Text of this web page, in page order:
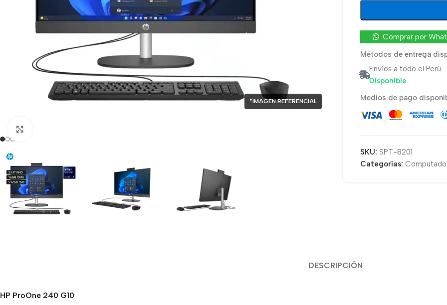
*IMAGEN REFERENCIAL
Comprar por
Métodos de entrega
Envíos a todo el Perú
Disponible
Medios de pago
SKU: SPT-8201
Categorías:
DESCRIPCIÓN
HP ProOne 240 G10